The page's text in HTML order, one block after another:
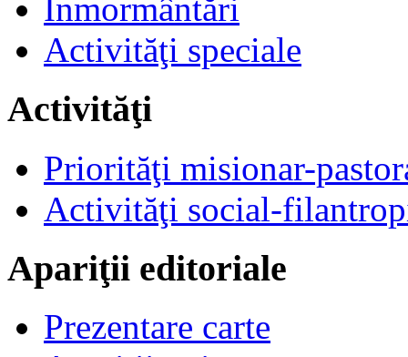
Înmormântări
Activităţi speciale
Activităţi
Priorităţi misionar-
Activităţi social-
Apariţii editoriale
Prezentare carte